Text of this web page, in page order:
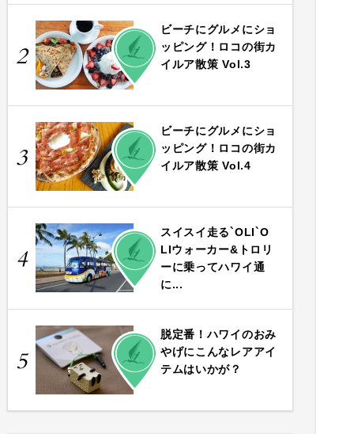
2
PLAY
ビーチにグルメにショ
ッピング！ロコの街カ
イルア散策 Vol.3
3
PLAY
ビーチにグルメにショ
ッピング！ロコの街カ
イルア散策 Vol.4
4
PLAY
スイスイ走る`OLI`O
LIウォーカー&トロリ
ーに乗ってハワイ通
に...
5
PLAY
脱定番！ハワイのおみ
やげにこんなレアアイ
テムはいかが？